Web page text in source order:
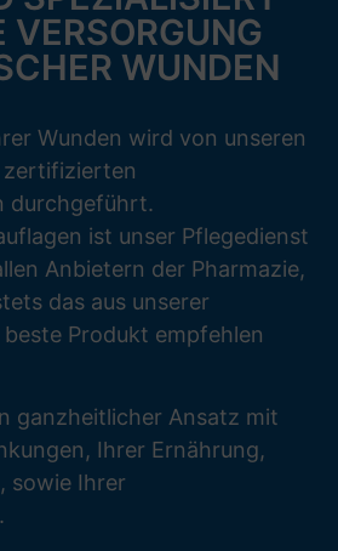
VERSORGUNG
WUNDEN
Wunden wird von unseren
durchgeführt.
ist unser Pflegedienst
Anbietern der Pharmazie,
das aus unserer
Produkt empfehlen
ganzheitlicher Ansatz mit
Ihrer Ernährung,
sowie Ihrer